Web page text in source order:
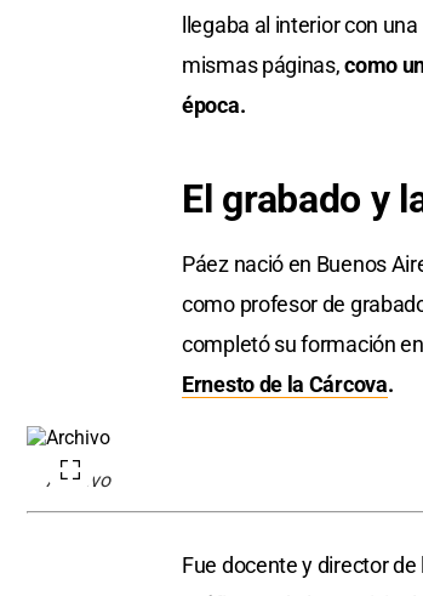
llegaba al interior con
mismas páginas,como
época.
El grabado y
Páez nació en Buenos
como profesor de
completó su formación
Ernesto de la Cárcova.
Archivo
Fue docente y director